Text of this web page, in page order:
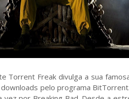
Torrent Freak divulga a sua
pelo programa